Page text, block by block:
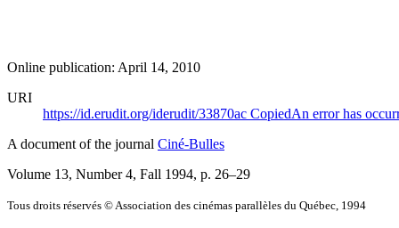
Online publication: April 14, 2010
URI
https://id.erudit.org/iderudit/33870ac CopiedAn error has
A document of the journal Ciné-Bulles
Volume 13, Number 4, Fall 1994, p. 26–29
Tous droits réservés © Association des cinémas parallèles du Québec, 1994